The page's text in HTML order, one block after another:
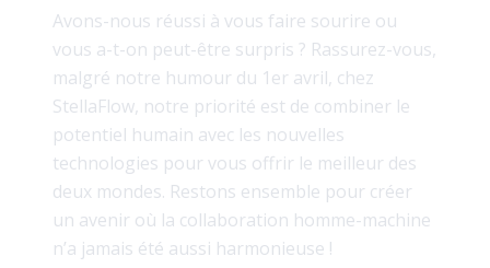
Avons-nous réussi à vous faire sourire ou
vous a-t-on peut-être surpris ? Rassurez-vous,
malgré notre humour du 1er avril, chez
StellaFlow, notre priorité est de combiner le
potentiel humain avec les nouvelles
technologies pour vous offrir le meilleur des
deux mondes. Restons ensemble pour créer
un avenir où la collaboration homme-machine
n’a jamais été aussi harmonieuse !